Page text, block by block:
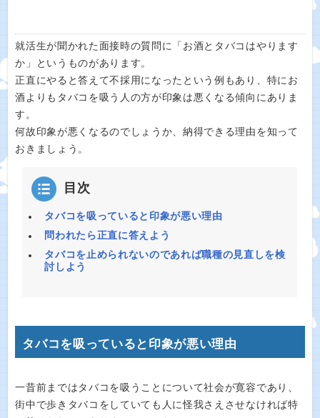
就活生が聞かれた面接時の質問に「お酒とタバコはやります
か」というものがあります。
正直にやると答えて不採用になったという例もあり、特にお
酒よりもタバコを吸う人の方が印象は悪くなる傾向にありま
す。
何故印象が悪くなるのでしょうか、納得できる理由を知って
おきましょう。
目次
タバコを吸っていると印象が悪い理由
問われたら正直に答えよう
タバコを止められないのであれば職種の見直しを検
討しよう
タバコを吸っていると印象が悪い理由
一昔前まではタバコを吸うことについて社会が寛容であり、
街中で歩きタバコをしていても人に怪我さえさせなければ特